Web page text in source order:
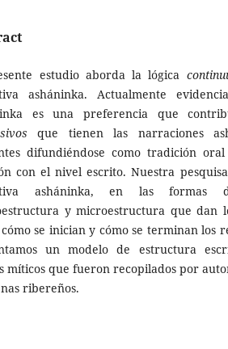
estudio aborda la lógica
asháninka. Actualmente
es una preferencia que
que tienen las narraciones
difundiéndose como tradición
con el nivel escrito. Nuestra
asháninka, en las formas
y microestructura que dan
se inician y cómo se terminan los
un modelo de estructura
míticos que fueron recopilados por
ribereños.